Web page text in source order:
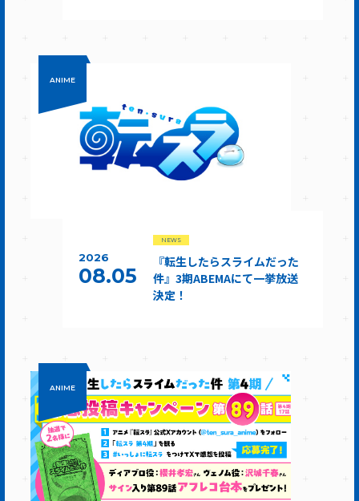
ANIME
2026
08.05
NEWS
『転生したらスライムだった
件』3期ABEMAにて一挙放送
決定！
ANIME